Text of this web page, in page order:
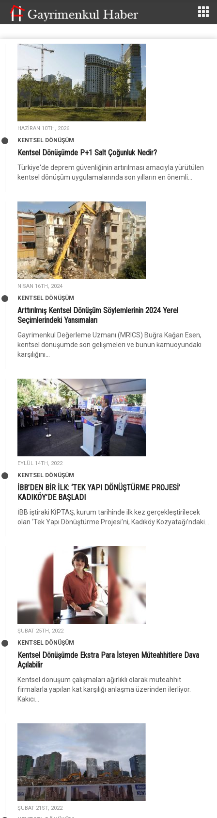
HAZIRAN 10TH, 2026
KENTSEL DÖNÜŞÜM
Kentsel Dönüşümde P+1 Salt Çoğunluk Nedir?
Türkiye'de deprem güvenliğinin artırılması amacıyla yürütülen
kentsel dönüşüm uygulamalarında son yılların en önemli...
NISAN 16TH, 2024
KENTSEL DÖNÜŞÜM
Arttırılmış Kentsel Dönüşüm Söylemlerinin 2024 Yerel
Seçimlerindeki Yansımaları
Gayrimenkul Değerleme Uzmanı (MRICS) Buğra Kağan Esen,
kentsel dönüşümde son gelişmeleri ve bunun kamuoyundaki
karşılığını...
EYLÜL 14TH, 2022
KENTSEL DÖNÜŞÜM
İBB’DEN BİR İLK: ‘TEK YAPI DÖNÜŞTÜRME PROJESİ’
KADIKÖY’DE BAŞLADI
İBB iştiraki KİPTAŞ, kurum tarihinde ilk kez gerçekleştirilecek
olan ‘Tek Yapı Dönüştürme Projesi’ni, Kadıköy Kozyatağı’ndaki...
ŞUBAT 25TH, 2022
KENTSEL DÖNÜŞÜM
Kentsel Dönüşümde Ekstra Para İsteyen Müteahhitlere Dava
Açılabilir
Kentsel dönüşüm çalışmaları ağırlıklı olarak müteahhit
firmalarla yapılan kat karşılığı anlaşma üzerinden ilerliyor.
Kakıcı...
ŞUBAT 21ST, 2022